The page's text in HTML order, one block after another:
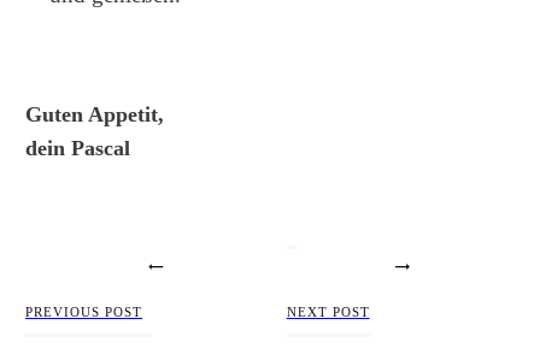
Guten Appetit,
dein Pascal
PREVIOUS POST NEXT POST